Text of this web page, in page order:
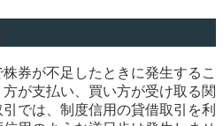
券が不足したときに発生するこ
が支払い、買い方が受け取る関
では、制度信用の貸借取引を利